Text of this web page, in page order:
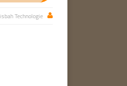

Technologie